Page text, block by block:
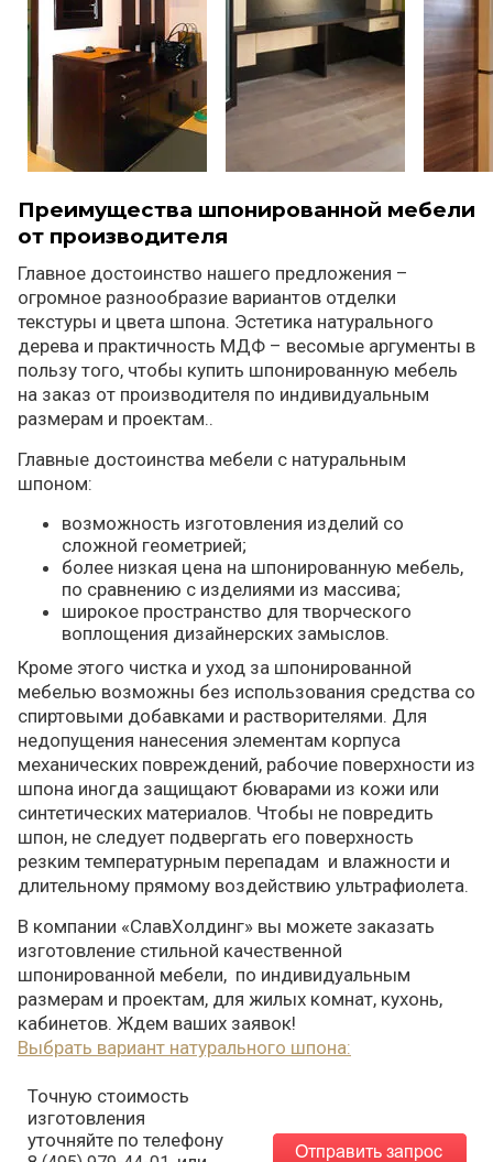
Преимущества шпонированной мебели
от производителя
Главное достоинство нашего предложения –
огромное разнообразие вариантов отделки
текстуры и цвета шпона. Эстетика натурального
дерева и практичность МДФ – весомые аргументы в
пользу того, чтобы купить шпонированную мебель
на заказ от производителя по индивидуальным
размерам и проектам..
Главные достоинства мебели с натуральным
шпоном:
возможность изготовления изделий со
сложной геометрией;
более низкая цена на шпонированную мебель,
по сравнению с изделиями из массива;
широкое пространство для творческого
воплощения дизайнерских замыслов.
Кроме этого чистка и уход за шпонированной
мебелью возможны без использования средства со
спиртовыми добавками и растворителями. Для
недопущения нанесения элементам корпуса
механических повреждений, рабочие поверхности из
шпона иногда защищают бюварами из кожи или
синтетических материалов. Чтобы не повредить
шпон, не следует подвергать его поверхность
резким температурным перепадам и влажности и
длительному прямому воздействию ультрафиолета.
В компании «СлавХолдинг» вы можете заказать
изготовление стильной качественной
шпонированной мебели, по индивидуальным
размерам и проектам, для жилых комнат, кухонь,
кабинетов. Ждем ваших заявок!
Выбрать вариант натурального шпона:
Точную стоимость
изготовления
уточняйте по телефону